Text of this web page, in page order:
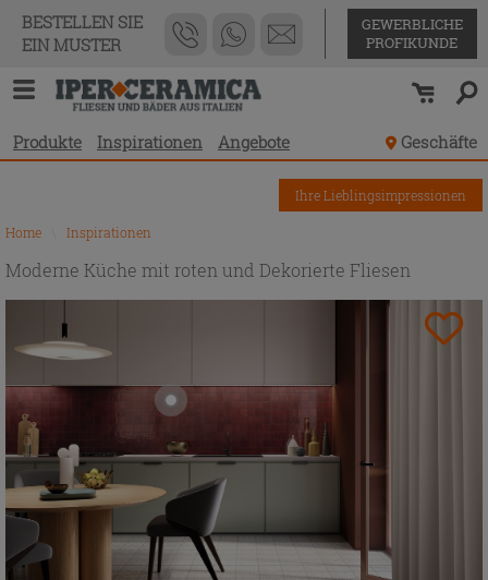
BESTELLEN SIE
EIN MUSTER
GEWERBLICHE
PROFIKUNDE
Produkte Inspirationen Angebote Geschäfte
Home Inspirationen
Ihre Lieblingsimpressionen
Moderne Küche mit roten und Dekorierte Fliesen